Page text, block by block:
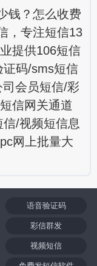
钱？怎么收费
，专注短信13
提供106短信
证码/sms短信
会员短信/彩
信网关通道
/视频短信息
网上批量大
语音验证码
彩信群发
视频短信